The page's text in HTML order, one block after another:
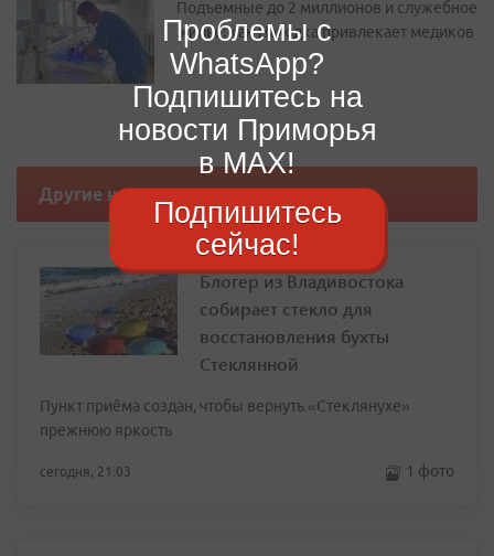
Подъемные до 2 миллионов и служебное
жилье: как Находка привлекает медиков
Другие новости
Блогер из Владивостока
собирает стекло для
восстановления бухты
Стеклянной
Пункт приёма создан, чтобы вернуть «Стеклянухе»
прежнюю яркость
сегодня, 21:03 1 фото
Проблемы с
WhatsApp?
Подпишитесь на
новости Приморья
в MAX!
Подпишитесь
сейчас!